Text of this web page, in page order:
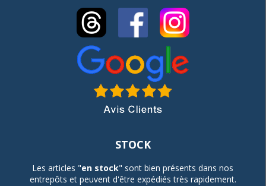
STOCK
Les articles "en stock" sont bien présents dans nos
entrepôts et peuvent d'être expédiés très rapidement.